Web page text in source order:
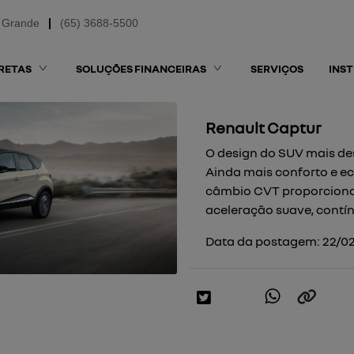
(65) 3688-5500
SOLUÇÕES FINANCEIRAS SERVIÇOS
Renault Captur
O design do SUV mais
Ainda mais conforto e
câmbio CVT
aceleração suave,
Data da postagem: 22/